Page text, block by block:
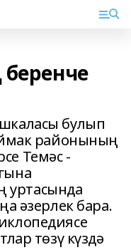
булып
районының
Темәс -
уртасында
әзерлек бара.
төзү күздә